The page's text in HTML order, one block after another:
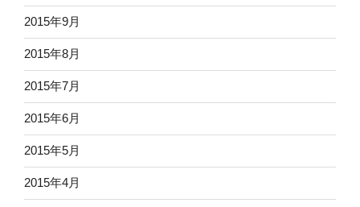
2015年9月
2015年8月
2015年7月
2015年6月
2015年5月
2015年4月